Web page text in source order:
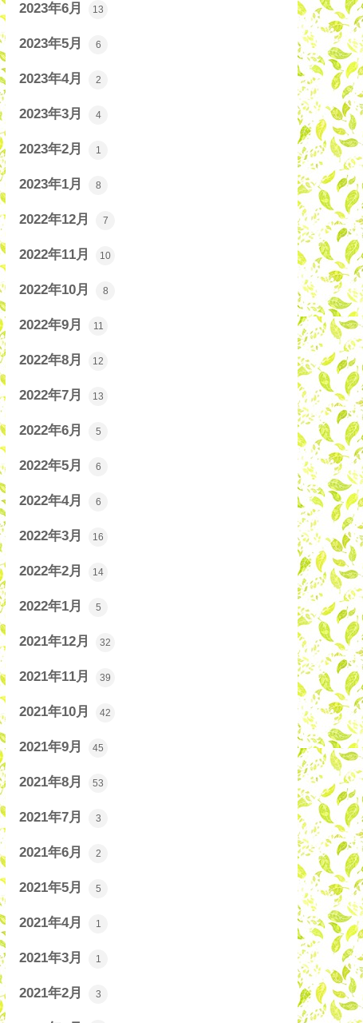
2023年6月 13
2023年5月 6
2023年4月 2
2023年3月 4
2023年2月 1
2023年1月 8
2022年12月 7
2022年11月 10
2022年10月 8
2022年9月 11
2022年8月 12
2022年7月 13
2022年6月 5
2022年5月 6
2022年4月 6
2022年3月 16
2022年2月 14
2022年1月 5
2021年12月 32
2021年11月 39
2021年10月 42
2021年9月 45
2021年8月 53
2021年7月 3
2021年6月 2
2021年5月 5
2021年4月 1
2021年3月 1
2021年2月 3